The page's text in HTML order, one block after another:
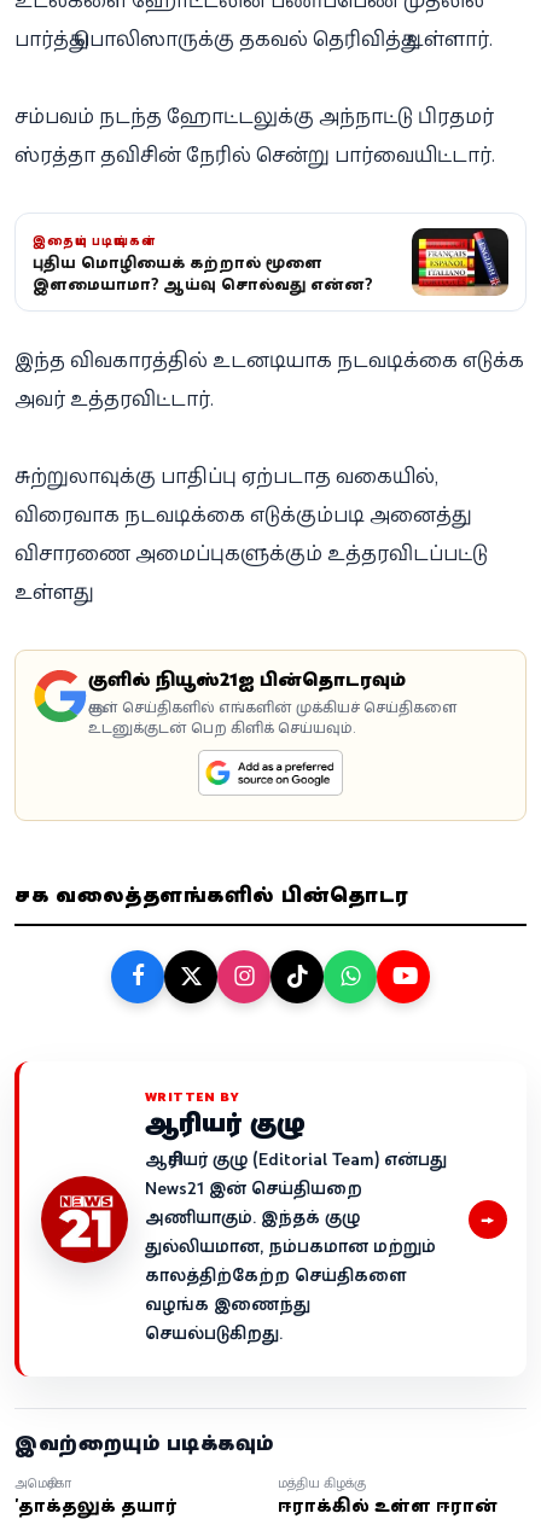
பார்த்து பொலிஸாருக்கு தகவல் தெரிவித்து உள்ளார்.
சம்பவம் நடந்த ஹோட்டலுக்கு அந்நாட்டு பிரதமர்
ஸ்ரத்தா தவிசின் நேரில் சென்று பார்வையிட்டார்.
இதையும் படியுங்கள்
புதிய மொழியைக் கற்றால் மூளை
இளமையாகுமா? ஆய்வு சொல்வது என்ன?
இந்த விவகாரத்தில் உடனடியாக நடவடிக்கை எடுக்க
அவர் உத்தரவிட்டார்.
சுற்றுலாவுக்கு பாதிப்பு ஏற்படாத வகையில்,
விரைவாக நடவடிக்கை எடுக்கும்படி அனைத்து
விசாரணை அமைப்புகளுக்கும் உத்தரவிடப்பட்டு
உள்ளது.
கூகுளில் நியூஸ்21ஐ பின்தொடரவும்
கூகுள் செய்திகளில் எங்களின் முக்கியச் செய்திகளை
உடனுக்குடன் பெற கிளிக் செய்யவும்.
சமூக வலைத்தளங்களில் பின்தொடர
WRITTEN BY
ஆசிரியர் குழு
ஆசிரியர் குழு (Editorial Team) என்பது
News21 இன் செய்தியறை
அணியாகும். இந்தக் குழு
துல்லியமான, நம்பகமான மற்றும்
காலத்திற்கேற்ற செய்திகளை
வழங்க இணைந்து
செயல்படுகிறது.
→
இவற்றையும் படிக்கவும்
'தாக்குதலுக்கு தயார்
அமெரிக்கா
ஈராக்கில் உள்ள ஈரான்
மத்திய கிழக்கு